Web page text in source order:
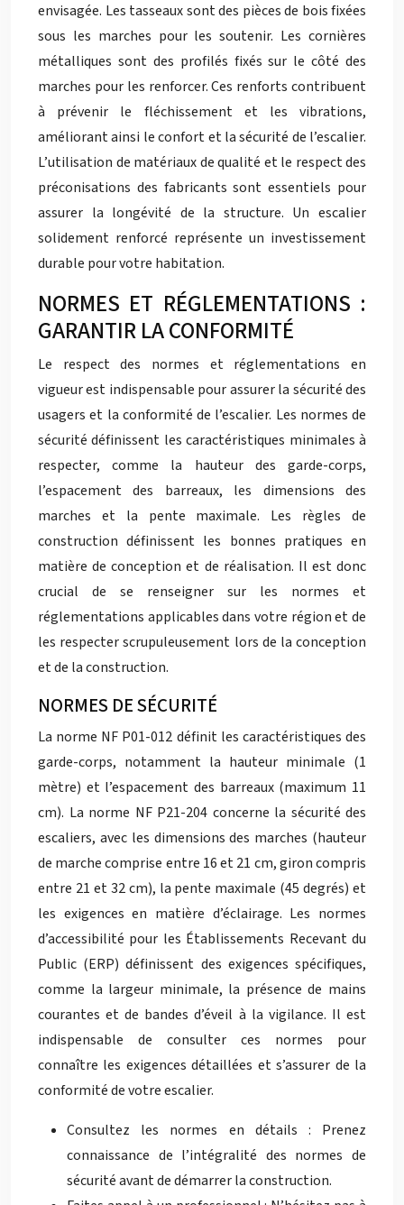
envisagée. Les tasseaux sont des pièces de bois fixées
sous les marches pour les soutenir. Les cornières
métalliques sont des profilés fixés sur le côté des
marches pour les renforcer. Ces renforts contribuent
à prévenir le fléchissement et les vibrations,
améliorant ainsi le confort et la sécurité de l’escalier.
L’utilisation de matériaux de qualité et le respect des
préconisations des fabricants sont essentiels pour
assurer la longévité de la structure. Un escalier
solidement renforcé représente un investissement
durable pour votre habitation.
NORMES ET RÉGLEMENTATIONS :
GARANTIR LA CONFORMITÉ
Le respect des normes et réglementations en
vigueur est indispensable pour assurer la sécurité des
usagers et la conformité de l’escalier. Les normes de
sécurité définissent les caractéristiques minimales à
respecter, comme la hauteur des garde-corps,
l’espacement des barreaux, les dimensions des
marches et la pente maximale. Les règles de
construction définissent les bonnes pratiques en
matière de conception et de réalisation. Il est donc
crucial de se renseigner sur les normes et
réglementations applicables dans votre région et de
les respecter scrupuleusement lors de la conception
et de la construction.
NORMES DE SÉCURITÉ
La norme NF P01-012 définit les caractéristiques des
garde-corps, notamment la hauteur minimale (1
mètre) et l’espacement des barreaux (maximum 11
cm). La norme NF P21-204 concerne la sécurité des
escaliers, avec les dimensions des marches (hauteur
de marche comprise entre 16 et 21 cm, giron compris
entre 21 et 32 cm), la pente maximale (45 degrés) et
les exigences en matière d’éclairage. Les normes
d’accessibilité pour les Établissements Recevant du
Public (ERP) définissent des exigences spécifiques,
comme la largeur minimale, la présence de mains
courantes et de bandes d’éveil à la vigilance. Il est
indispensable de consulter ces normes pour
connaître les exigences détaillées et s’assurer de la
conformité de votre escalier.
Consultez les normes en détails : Prenez
connaissance de l’intégralité des normes de
sécurité avant de démarrer la construction.